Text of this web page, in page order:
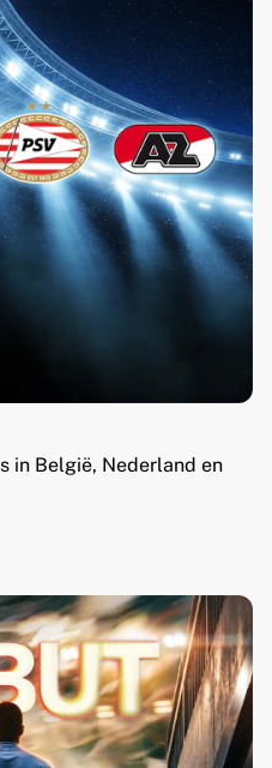
in België, Nederland en